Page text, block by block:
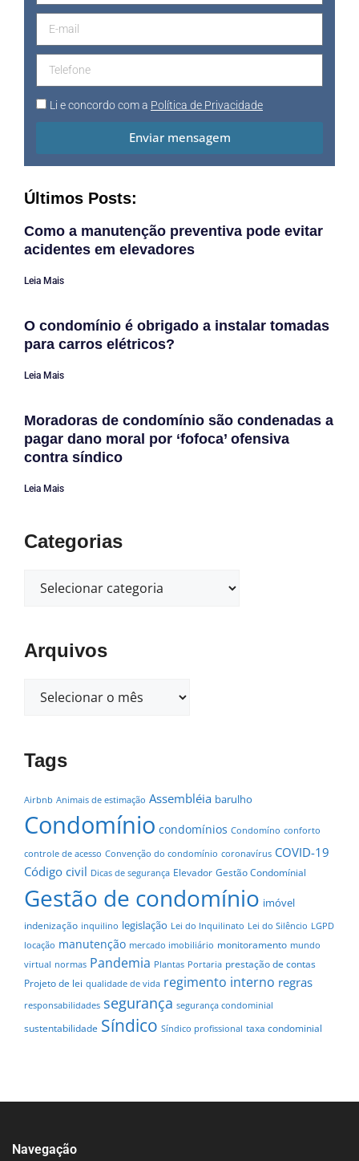
Li e concordo com a Política de Privacidade
Enviar mensagem
Últimos Posts:
Como a manutenção preventiva pode evitar
acidentes em elevadores
Leia Mais
O condomínio é obrigado a instalar tomadas
para carros elétricos?
Leia Mais
Moradoras de condomínio são condenadas a
pagar dano moral por ‘fofoca’ ofensiva
contra síndico
Leia Mais
Categorias
Arquivos
Tags
Airbnb Animais de estimação Assembléia barulho
Condomínio condomínios Condomíno conforto
controle de acesso Convenção do condomínio coronavírus COVID-19
Código civil Dicas de segurança Elevador Gestão Condomínial
Gestão de condomínio imóvel
indenização inquilino legislação Lei do Inquilinato Lei do Silêncio LGPD
locação manutenção mercado imobiliário monitoramento mundo
virtual normas Pandemia Plantas Portaria prestação de contas
Projeto de lei qualidade de vida regimento interno regras
responsabilidades segurança segurança condominial
sustentabilidade Síndico Síndico profissional taxa condominial
Navegação